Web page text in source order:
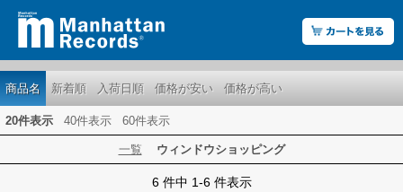
商品名 新着順 入荷日順 価格が安い 価格が高い
20件表示 40件表示 60件表示
一覧 ウィンドウショッピング
6 件中 1-6 件表示